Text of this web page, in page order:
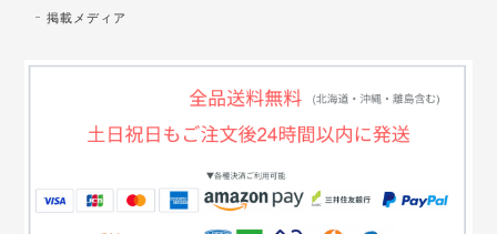
掲載メディア